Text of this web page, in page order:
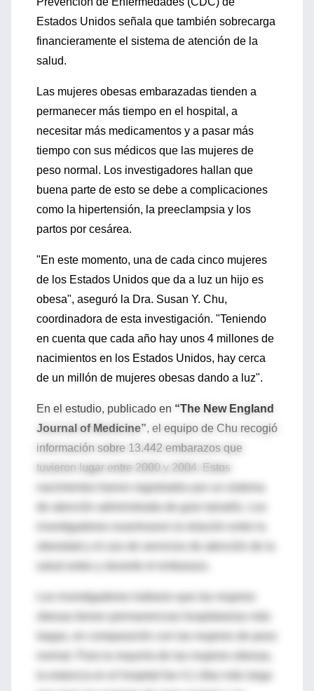
Estados Unidos señala que también sobrecarga
financieramente el sistema de atención de la
salud.
Las mujeres obesas embarazadas tienden a
permanecer más tiempo en el hospital, a
necesitar más medicamentos y a pasar más
tiempo con sus médicos que las mujeres de
peso normal. Los investigadores hallan que
buena parte de esto se debe a complicaciones
como la hipertensión, la preeclampsia y los
partos por cesárea.
"En este momento, una de cada cinco mujeres
de los Estados Unidos que da a luz un hijo es
obesa", aseguró la Dra. Susan Y. Chu,
coordinadora de esta investigación. "Teniendo
en cuenta que cada año hay unos 4 millones de
nacimientos en los Estados Unidos, hay cerca
de un millón de mujeres obesas dando a luz".
En el estudio, publicado en “The New England
Journal of Medicine”, el equipo de Chu recogió
información sobre 13.442 embarazos que
tuvieron lugar entre 2000 y 2004. Estos
nacimientos fueron registrados por un sistema
investigadores examinaron la relación entre la
Los investigadores hallaron que las mujeres
largas, en comparación con las mujeres de peso
normal. Para la mayoría de las mujeres obesas,
la estancia en el hospital fue 4,1 días más larga